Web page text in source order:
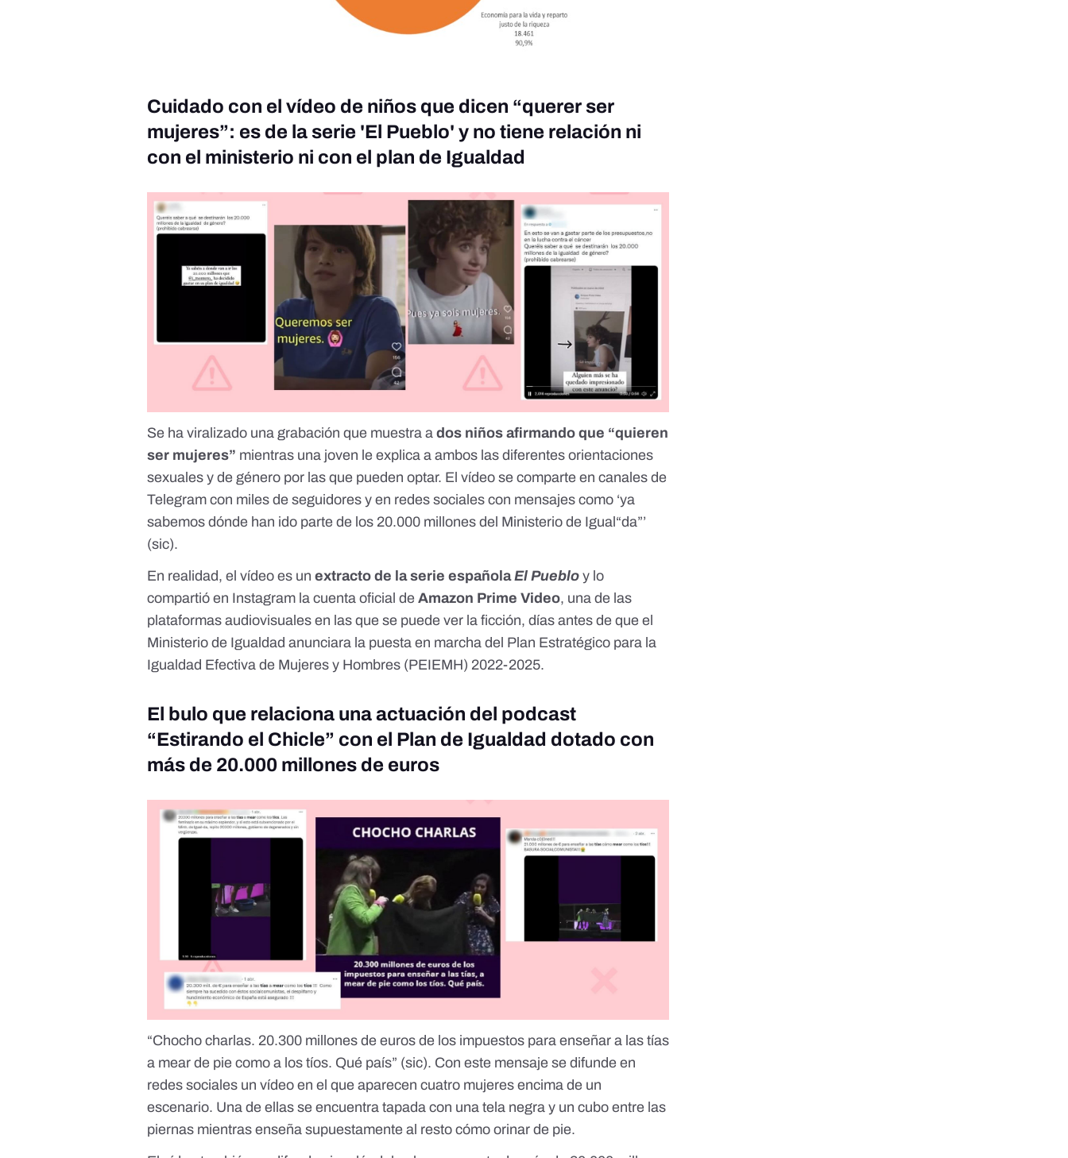
Cuidado con el vídeo de niños que dicen “querer ser
mujeres”: es de la serie 'El Pueblo' y no tiene relación ni
con el ministerio ni con el plan de Igualdad
Se ha viralizado una grabación que muestra ados niños afirmando que “quieren
ser mujeres” mientras una joven le explica a ambos las diferentes orientaciones
sexuales y de género por las que pueden optar. El vídeo se comparte en canales de
Telegram con miles de seguidores y en redes sociales con mensajes como ‘ya
sabemos dónde han ido parte de los 20.000 millones del Ministerio de Igual“da”’
(sic).
En realidad,el vídeo es unextracto de la serie españolaEl Pueblo y lo
compartió en Instagram lacuenta oficial deAmazon Prime Video, una de las
plataformas audiovisuales en las que se puede ver la ficción, días antes de que el
Ministerio de Igualdad anunciara la puesta en marcha del Plan Estratégico para la
Igualdad Efectiva de Mujeres y Hombres (PEIEMH) 2022-2025.
El bulo que relaciona una actuación del podcast
“Estirando el Chicle” con el Plan de Igualdad dotado con
más de 20.000 millones de euros
“Chocho charlas. 20.300 millones de euros de los impuestos para enseñar a las tías
a mear de pie como a los tíos. Qué país” (sic). Con este mensaje se difundeen
redes sociales un vídeo en el que aparecen cuatro mujeres encima de un
escenario. Una de ellas se encuentra tapada con una tela negra y un cubo entre las
piernas mientras enseña supuestamente al resto cómo orinar de pie.